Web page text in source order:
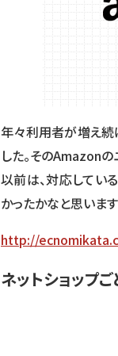
年々利用者が増え続
した。そのAmazon
以前は、対応してい
かったかなと思いま
http://
ネットショップご